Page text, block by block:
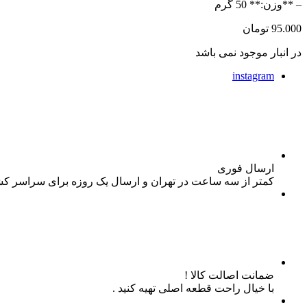
– **وزن:** 50 گرم
95.000 تومان
در انبار موجود نمی باشد
instagram
ارسال فوری
کمتر از سه ساعت در تهران و ارسال یک روزه برای سراسر
ضمانت اصالت کالا !
با خیال راحت قطعه اصلی تهیه کنید .